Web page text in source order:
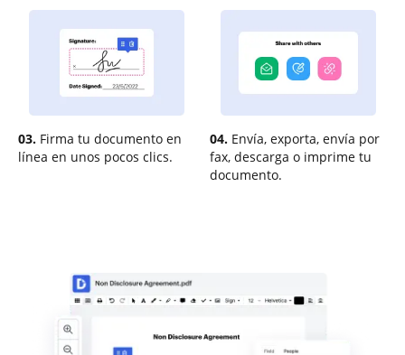
03. Firma tu documento en
línea en unos pocos clics.
04. Envía, exporta, envía por
fax, descarga o imprime tu
documento.